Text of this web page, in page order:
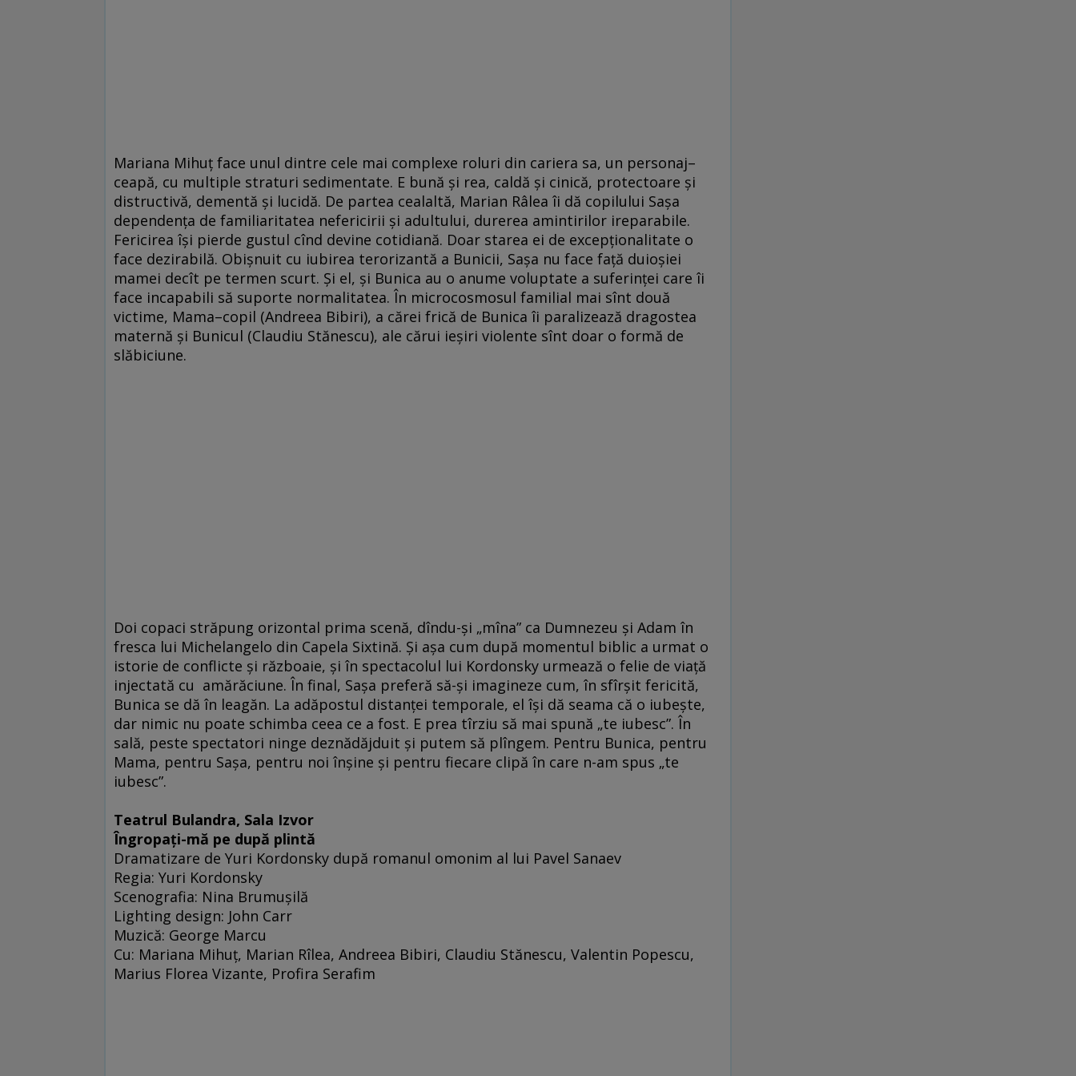
Mariana Mihuţ face unul dintre cele mai complexe roluri din cariera sa, un personaj–
ceapă, cu multiple straturi sedimentate. E bună şi rea, caldă şi cinică, protectoare şi
distructivă, dementă şi lucidă. De partea cealaltă, Marian Râlea îi dă copilului Saşa
dependenţa de familiaritatea nefericirii şi adultului, durerea amintirilor ireparabile.
Fericirea îşi pierde gustul cînd devine cotidiană. Doar starea ei de excepţionalitate o
face dezirabilă. Obişnuit cu iubirea terorizantă a Bunicii, Saşa nu face faţă duioşiei
mamei decît pe termen scurt. Şi el, şi Bunica au o anume voluptate a suferinţei care îi
face incapabili să suporte normalitatea. În microcosmosul familial mai sînt două
victime, Mama–copil (Andreea Bibiri), a cărei frică de Bunica îi paralizează dragostea
maternă şi Bunicul (Claudiu Stănescu), ale cărui ieşiri violente sînt doar o formă de
slăbiciune.
Doi copaci străpung orizontal prima scenă, dîndu-şi „mîna” ca Dumnezeu şi Adam în
fresca lui Michelangelo din Capela Sixtină. Şi aşa cum după momentul biblic a urmat o
istorie de conflicte şi războaie, şi în spectacolul lui Kordonsky urmează o felie de viaţă
injectată cu amărăciune. În final, Saşa preferă să-şi imagineze cum, în sfîrşit fericită,
Bunica se dă în leagăn. La adăpostul distanţei temporale, el îşi dă seama că o iubeşte,
dar nimic nu poate schimba ceea ce a fost. E prea tîrziu să mai spună „te iubesc”. În
sală, peste spectatori ninge deznădăjduit şi putem să plîngem. Pentru Bunica, pentru
Mama, pentru Saşa, pentru noi înşine şi pentru fiecare clipă în care n-am spus „te
iubesc”.
Teatrul Bulandra, Sala Izvor
Îngropaţi-mă pe după plintă
Dramatizare de Yuri Kordonsky după romanul omonim al lui Pavel Sanaev
Regia: Yuri Kordonsky
Scenografia: Nina Brumuşilă
Lighting design: John Carr
Muzică: George Marcu
Cu: Mariana Mihuţ, Marian Rîlea, Andreea Bibiri, Claudiu Stănescu, Valentin Popescu,
Marius Florea Vizante, Profira Serafim